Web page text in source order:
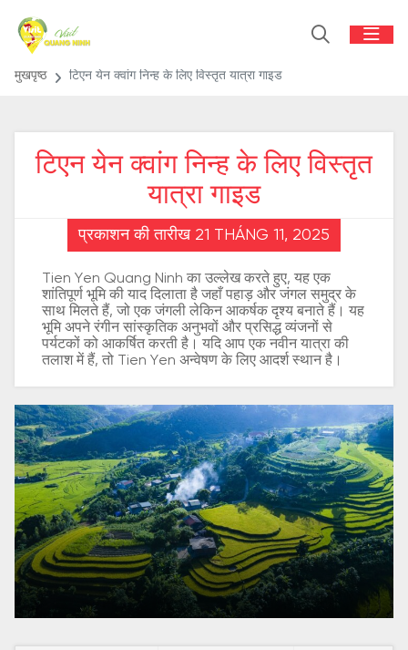
मुखपृष्ठ टिएन येन क्वांग निन्ह के लिए विस्तृत यात्रा गाइड
टिएन येन क्वांग निन्ह के लिए विस्तृत
यात्रा गाइड
प्रकाशन की तारीख 21 THÁNG 11, 2025
Tien Yen Quang Ninh का उल्लेख करते हुए, यह एक
शांतिपूर्ण भूमि की याद दिलाता है जहाँ पहाड़ और जंगल समुद्र के
साथ मिलते हैं, जो एक जंगली लेकिन आकर्षक दृश्य बनाते हैं। यह
भूमि अपने रंगीन सांस्कृतिक अनुभवों और प्रसिद्ध व्यंजनों से
पर्यटकों को आकर्षित करती है। यदि आप एक नवीन यात्रा की
तलाश में हैं, तो Tien Yen अन्वेषण के लिए आदर्श स्थान है।